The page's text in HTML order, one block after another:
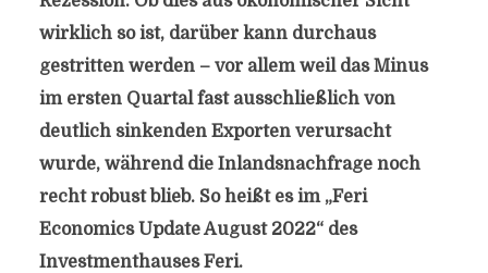
wirklich so ist, darüber kann durchaus
gestritten werden – vor allem weil das Minus
im ersten Quartal fast ausschließlich von
deutlich sinkenden Exporten verursacht
wurde, während die Inlandsnachfrage noch
recht robust blieb. So heißt es im „Feri
Economics Update August 2022“ des
Investmenthauses Feri.